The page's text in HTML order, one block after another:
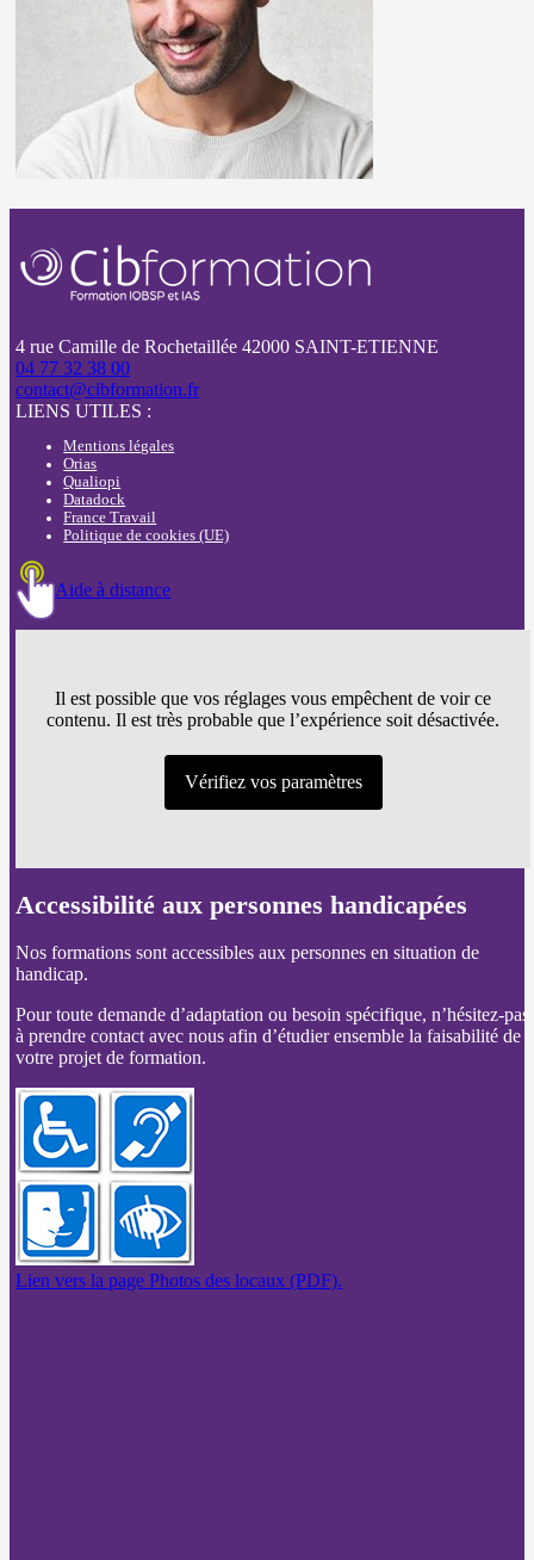
4 rue Camille de Rochetaillée 42000 SAINT-ETIENNE
04 77 32 38 00
contact@cibformation.fr
LIENS UTILES :
Mentions légales
Orias
Qualiopi
Datadock
France Travail
Politique de cookies (UE)
Aide à distance
Il est possible que vos réglages vous empêchent de voir ce
contenu. Il est très probable que l’expérience soit désactivée.
Vérifiez vos paramètres
Accessibilité aux personnes handicapées
Nos formations sont accessibles aux personnes en situation de
handicap.
Pour toute demande d’adaptation ou besoin spécifique, n’hésitez-pas
à prendre contact avec nous afin d’étudier ensemble la faisabilité de
votre projet de formation.
Lien vers la page Photos des locaux (PDF).